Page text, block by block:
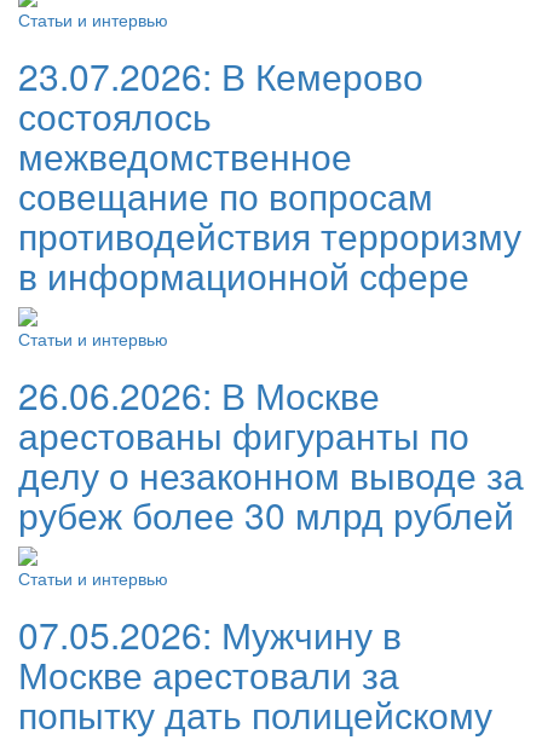
Статьи и интервью
23.07.2026: В Кемерово
состоялось
межведомственное
совещание по вопросам
противодействия терроризму
в информационной сфере
Статьи и интервью
26.06.2026: В Москве
арестованы фигуранты по
делу о незаконном выводе за
рубеж более 30 млрд рублей
Статьи и интервью
07.05.2026: Мужчину в
Москве арестовали за
попытку дать полицейскому